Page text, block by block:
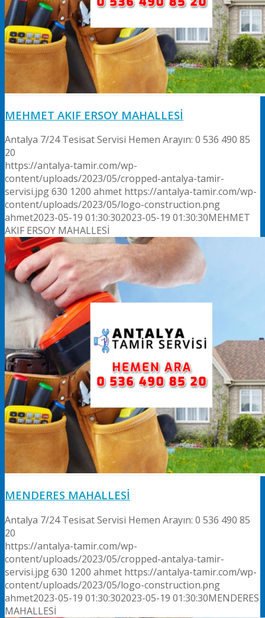
MEHMET AKIF ERSOY MAHALLESİ
Antalya 7/24 Tesisat Servisi Hemen Arayın: 0 536 490 85
20
https://antalya-tamir.com/wp-
content/uploads/2023/05/cropped-antalya-tamir-
servisi.jpg630 1200 ahmet https://antalya-tamir.com/wp-
content/uploads/2023/05/logo-construction.png
ahmet2023-05-19 01:30:302023-05-19 01:30:30MEHMET
AKIF ERSOY MAHALLESİ
MENDERES MAHALLESİ
Antalya 7/24 Tesisat Servisi Hemen Arayın: 0 536 490 85
20
https://antalya-tamir.com/wp-
content/uploads/2023/05/cropped-antalya-tamir-
servisi.jpg630 1200 ahmet https://antalya-tamir.com/wp-
content/uploads/2023/05/logo-construction.png
ahmet2023-05-19 01:30:302023-05-19 01:30:30MENDERES
MAHALLESİ